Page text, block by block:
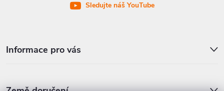
Informace pro vás
Sledujte náš YouTube